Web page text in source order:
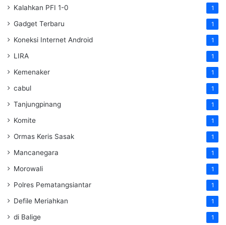
Kalahkan PFI 1-0 1
Gadget Terbaru 1
Koneksi Internet Android 1
LIRA 1
Kemenaker 1
cabul 1
Tanjungpinang 1
Komite 1
Ormas Keris Sasak 1
Mancanegara 1
Morowali 1
Polres Pematangsiantar 1
Defile Meriahkan 1
di Balige 1